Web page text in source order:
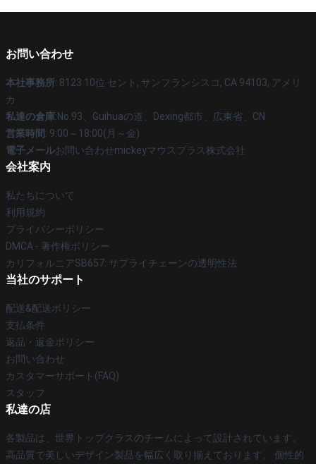
お問い合わせ
本社事務所: 8123 10位 セント, サンフランシスコ, CA 94103, アメリ
カ
私達の倉庫:No.93、Guihuaの道、Dexing都市、広東省、CN
営業時間: 9:00～18:00(月～金)
電子メールお問い合わせmickeyマウスプラス株式会社
会社案内
私たちについて
利用規約
プライバシーポリシー
DMCA - 著作権ポリシー
カリフォルニアSB657: サプライチェーンの透明性法
当社のサポート
配送&配送ポリシー
支払条件
返品・返金ポリシー
お問い合わせ
カスタマーサポート(FAQ)
スタッフ
私達の店
各製品は、世界トップクラスのチームによって設計されています。
高品質で美しいデザイン製品を幅広く取り揃えております。 個性的